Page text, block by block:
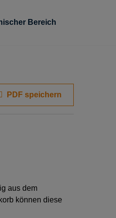
Bereich
PDF speichern
aus dem
können diese